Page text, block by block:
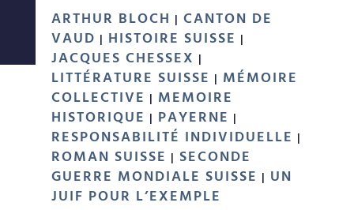
ARTHUR BLOCH | CANTON DE
VAUD | HISTOIRE SUISSE |
JACQUES CHESSEX |
LITTÉRATURE SUISSE | MÉMOIRE
COLLECTIVE | MEMOIRE
HISTORIQUE | PAYERNE |
RESPONSABILITÉ INDIVIDUELLE |
ROMAN SUISSE | SECONDE
GUERRE MONDIALE SUISSE | UN
JUIF POUR L’EXEMPLE